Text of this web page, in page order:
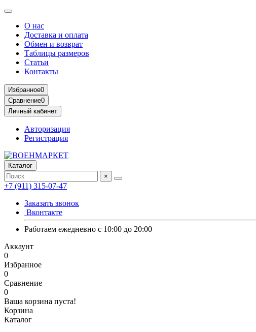
О нас
Доставка и оплата
Обмен и возврат
Таблицы размеров
Статьи
Контакты
Избранное0
Сравнение0
Личный кабинет
Авторизация
Регистрация
Каталог
×
+7 (911) 315-07-47
Заказать звонок
Вконтакте
Работаем ежедневно с 10:00 до 20:00
Аккаунт
0
Избранное
0
Сравнение
0
Ваша корзина пуста!
Корзина
Каталог